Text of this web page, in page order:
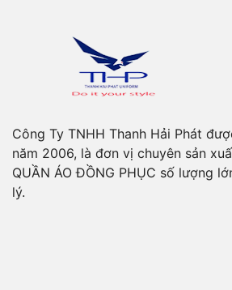
Công Ty TNHH Thanh Hải Phát
năm 2006, là đơn vị chuyên sản
QUẦN ÁO ĐỒNG PHỤC số lượng
lý.